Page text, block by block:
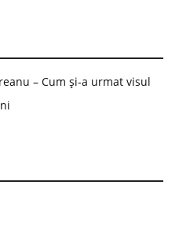
– Cum și-a urmat visul